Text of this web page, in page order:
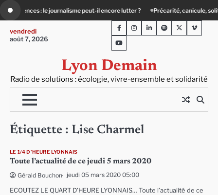
content
peut-il encore lutter ? Précarité, canicule, solitude : quand le
vendredi
août 7, 2026
Lyon Demain
Radio de solutions : écologie, vivre-ensemble et solidarité
FacebookInstagram
LinkedInSpotifyTwitterViméo
Youtube
Étiquette : Lise Charmel
LE 1/4 D'HEURE LYONNAIS
Toute l’actualité de ce jeudi 5 mars 2020
Gérald Bouchon jeudi 05 mars 2020 05:00
ECOUTEZ LE QUART D’HEURE LYONNAIS… Toute l’actualité de ce